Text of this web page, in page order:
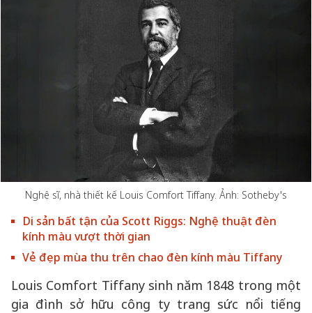
Nghệ sĩ, nhà thiết kế Louis Comfort Tiffany. Ảnh: Sotheby's
Di sản bất tận của Scott Riggs: Nghệ thuật đèn
kính màu vượt thời gian
Vẻ đẹp mùa thu trên chao đèn kính màu Tiffany
Louis Comfort Tiffany sinh năm 1848 trong một
gia đình sở hữu công ty trang sức nổi tiếng